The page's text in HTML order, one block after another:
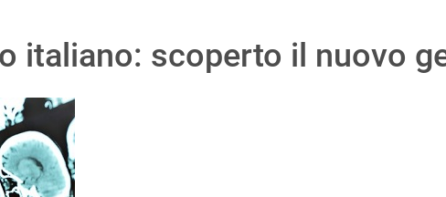
italiano: scoperto il nuovo